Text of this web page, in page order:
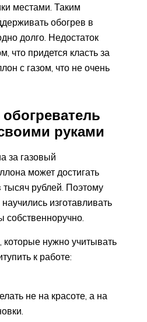
местами. Таким
обогрев в
долго. Недостаток
что придется класть за
с газом, что не очень
руками
за газовый
может достигать
тысяч рублей. Поэтому
изготавливать
собственноручно.
нужно учитывать
к работе:
не на красоте, а на